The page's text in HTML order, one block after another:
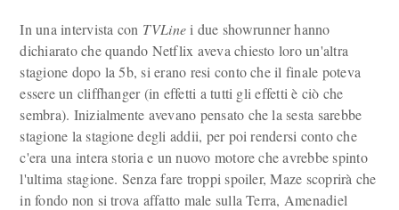
In una intervista con TVLinei due showrunner hanno
dichiarato che quando Netflix aveva chiesto loro un'altra
stagione dopo la 5b, si erano resi conto che il finale poteva
essere un cliffhanger (in effetti a tutti gli effetti è ciò che
sembra). Inizialmente avevano pensato che la sesta sarebbe
stagione la stagione degli addii, per poi rendersi conto che
c'era una intera storia e un nuovo motore che avrebbe spinto
l'ultima stagione. Senza fare troppi spoiler, Maze scoprirà che
in fondo non si trova affatto male sulla Terra, Amenadiel